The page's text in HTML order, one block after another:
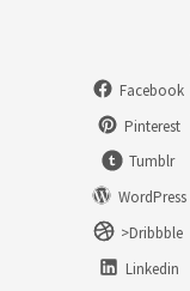
Facebook
Pinterest
Tumblr
WordPress
>Dribbble
Linkedin